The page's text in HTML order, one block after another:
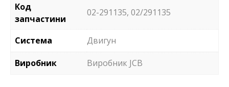
Код
запчастини
02-291135, 02/291135
Система
Двигун
Виробник
Виробник JCB